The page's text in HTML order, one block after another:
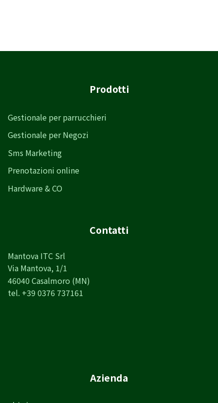
Prodotti
Gestionale per parrucchieri
Gestionale per Negozi
Sms Marketing
Prenotazioni online
Hardware & CO
Contatti
Mantova ITC Srl
Via Mantova, 1/1
46040 Casalmoro (MN)
tel. +39 0376 737161
Azienda